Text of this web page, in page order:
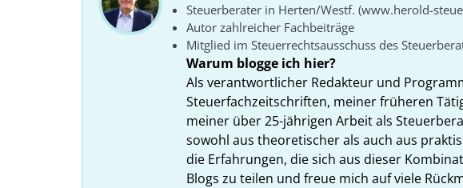
Steuerberater in Herten/Westf. (www.herold-
Autor zahlreicher Fachbeiträge
Mitglied im Steuerrechtsausschuss des
Warum blogge ich hier?
Als verantwortlicher Redakteur und
Steuerfachzeitschriften, meiner früheren
meiner über 25-jährigen Arbeit als
sowohl aus theoretischer als auch aus
die Erfahrungen, die sich aus dieser
Blogs zu teilen und freue mich auf viele